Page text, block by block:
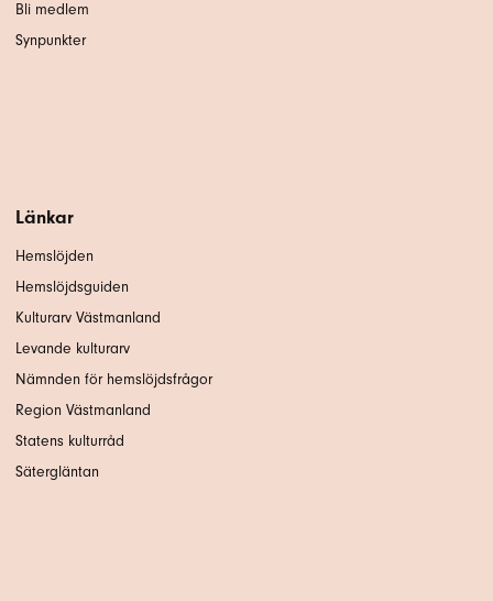
Bli medlem
Synpunkter
Länkar
Hemslöjden
Hemslöjdsguiden
Kulturarv Västmanland
Levande kulturarv
Nämnden för hemslöjdsfrågor
Region Västmanland
Statens kulturråd
Sätergläntan